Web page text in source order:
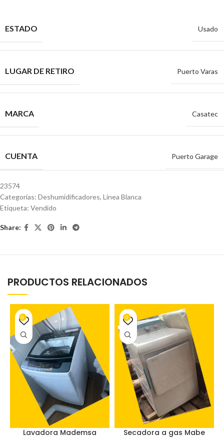
ESTADO Usado
LUGAR DE RETIRO Puerto Varas
MARCA Casatec
CUENTA Puerto Garage
23574
Categorías: Deshumidificadores, Línea Blanca
Etiqueta: Vendido
Share:
PRODUCTOS RELACIONADOS
Lavadora Mademsa
0
Secadora a gas Mabe
0